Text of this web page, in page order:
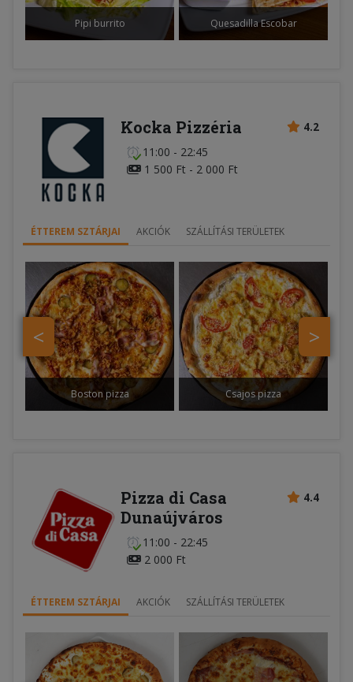
Pipi burrito Quesadilla Escobar
4.2
Kocka Pizzéria
11:00 - 22:45
1 500 Ft - 2 000 Ft
ÉTTEREM SZTÁRJAI AKCIÓK SZÁLLÍTÁSI TERÜLETEK
>
<
Boston pizza Csajos pizza
4.4
Pizza di Casa
Dunaújváros
11:00 - 22:45
2 000 Ft
ÉTTEREM SZTÁRJAI AKCIÓK SZÁLLÍTÁSI TERÜLETEK